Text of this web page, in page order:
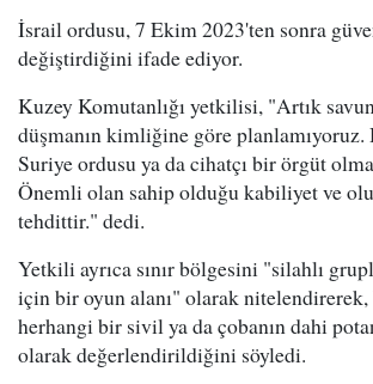
İsrail ordusu, 7 Ekim 2023'ten sonra
değiştirdiğini ifade ediyor.
Kuzey Komutanlığı yetkilisi, "Artık
düşmanın kimliğine göre
Suriye ordusu ya da cihatçı bir örgüt
Önemli olan sahip olduğu kabiliyet ve
tehdittir." dedi.
Yetkili ayrıca sınır bölgesini "silahlı
için bir oyun alanı" olarak nitelendirerek,
herhangi bir sivil ya da çobanın dahi
olarak değerlendirildiğini söyledi.